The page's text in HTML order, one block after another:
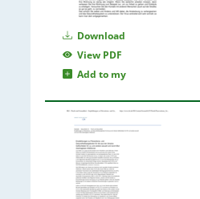
Download
View PDF
Add to my